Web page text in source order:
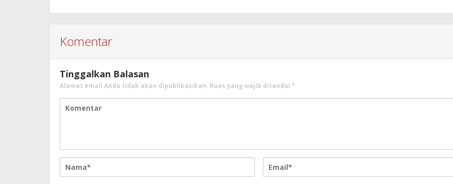
Komentar
Tinggalkan Balasan
Alamat email Anda tidak akan dipublikasikan. Ruas yang wajib ditandai *